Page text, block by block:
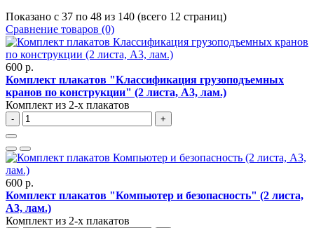
Показано с 37 по 48 из 140 (всего 12 страниц)
Сравнение товаров (0)
600 р.
Комплект плакатов "Классификация грузоподъемных
кранов по конструкции" (2 листа, A3, лам.)
Комплект из 2-х плакатов
- +
600 р.
Комплект плакатов "Компьютер и безопасность" (2 листа,
A3, лам.)
Комплект из 2-х плакатов